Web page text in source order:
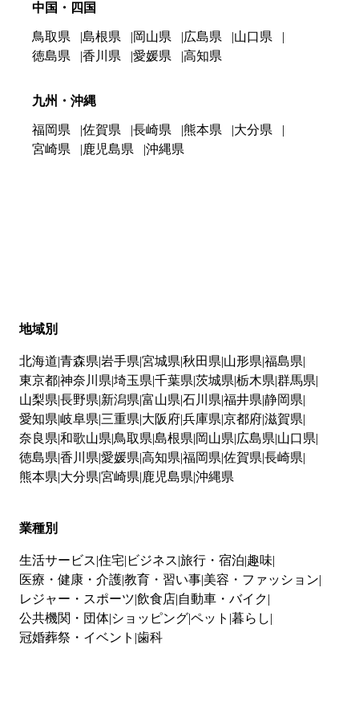
中国・四国
鳥取県 島根県 岡山県 広島県
山口県
徳島県
香川県 愛媛県 高知県
九州・沖縄
福岡県 佐賀県 長崎県 熊本県
大分県
宮崎県
鹿児島県 沖縄県
地域別
北海道 青森県 岩手県 宮城県 秋田県 山形県 福島県
東京都神奈川県 埼玉県 千葉県 茨城県 栃木県 群馬県
山梨県 長野県 新潟県 富山県 石川県 福井県 静岡県
愛知県 岐阜県 三重県 大阪府兵庫県 京都府滋賀県
奈良県 和歌山県 鳥取県 島根県 岡山県 広島県 山口県
徳島県 香川県 愛媛県 高知県 福岡県 佐賀県 長崎県
熊本県 大分県 宮崎県 鹿児島県 沖縄県
業種別
生活サービス 住宅 ビジネス 旅行・宿泊 趣味
医療・健康・介護教育・習い事 美容・ファッション
レジャー・スポーツ 飲食店 自動車・バイク
公共機関・団体 ショッピングペット 暮らし
冠婚葬祭・イベント 歯科